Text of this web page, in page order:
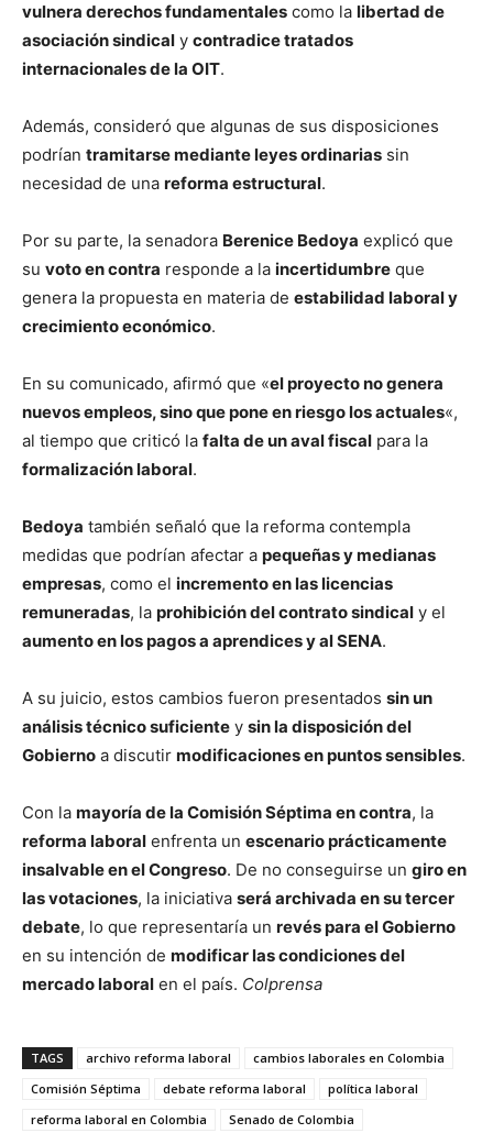
vulnera derechos fundamentales como la libertad de
asociación sindical y contradice tratados
internacionales de la OIT.
Además, consideró que algunas de sus disposiciones
podrían tramitarse mediante leyes ordinarias sin
necesidad de una reforma estructural.
Por su parte, la senadora Berenice Bedoya explicó que
su voto en contra responde a la incertidumbre que
genera la propuesta en materia de estabilidad laboral y
crecimiento económico.
En su comunicado, afirmó que «el proyecto no genera
nuevos empleos, sino que pone en riesgo los actuales«,
al tiempo que criticó la falta de un aval fiscal para la
formalización laboral.
Bedoya también señaló que la reforma contempla
medidas que podrían afectar a pequeñas y medianas
empresas, como el incremento en las licencias
remuneradas, la prohibición del contrato sindical y el
aumento en los pagos a aprendices y al SENA.
A su juicio, estos cambios fueron presentados sin un
análisis técnico suficiente y sin la disposición del
Gobierno a discutir modificaciones en puntos sensibles.
Con la mayoría de la Comisión Séptima en contra, la
reforma laboral enfrenta un escenario prácticamente
insalvable en el Congreso. De no conseguirse un giro en
las votaciones, la iniciativa será archivada en su tercer
debate, lo que representaría un revés para el Gobierno
en su intención de modificar las condiciones del
mercado laboral en el país. Colprensa
TAGS archivo reforma laboral
cambios laborales en Colombia
Comisión Séptima
debate reforma laboral
política laboral
reforma laboral en Colombia
Senado de Colombia